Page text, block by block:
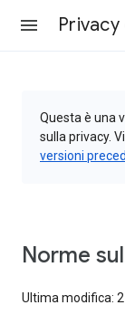
Questa è una
sulla privacy.
versioni
Norme
Ultima modifica: